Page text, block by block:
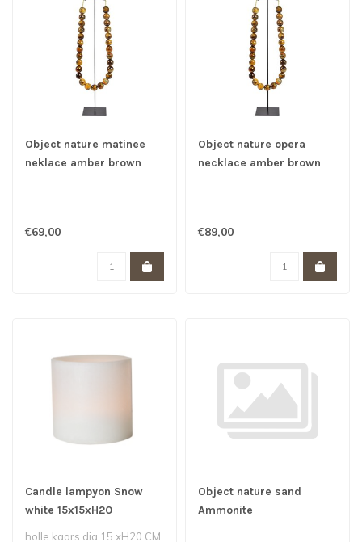
Object nature matinee
neklace amber brown
€69,00
Object nature opera
necklace amber brown
€89,00
Candle lampyon Snow
white 15x15xH20
holle kaars dia 15 xH20 CM
Object nature sand
Ammonite